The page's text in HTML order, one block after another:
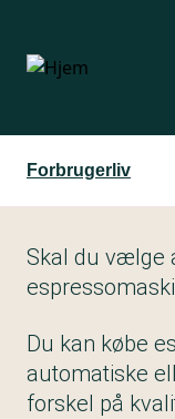
hovedindhold
Forbrugerliv
Skal du vælge
Du kan købe
automatiske
forskel på